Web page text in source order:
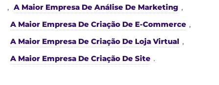
, A Maior Empresa De Análise De Marketing ,
A Maior Empresa De Criação De E-Commerce ,
A Maior Empresa De Criação De Loja Virtual ,
A Maior Empresa De Criação De Site .